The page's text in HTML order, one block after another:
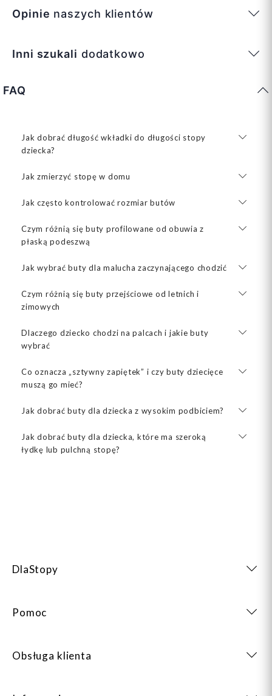
Opinie naszych klientów
Inni szukali dodatkowo
FAQ
Jak dobrać długość wkładki do długości stopy
dziecka?
Jak zmierzyć stopę w domu
Jak często kontrolować rozmiar butów
Czym różnią się buty profilowane od obuwia z
płaską podeszwą
Jak wybrać buty dla malucha zaczynającego chodzić
Czym różnią się buty przejściowe od letnich i
zimowych
Dlaczego dziecko chodzi na palcach i jakie buty
wybrać
Co oznacza „sztywny zapiętek” i czy buty dziecięce
muszą go mieć?
Jak dobrać buty dla dziecka z wysokim podbiciem?
Jak dobrać buty dla dziecka, które ma szeroką
łydkę lub pulchną stopę?
DlaStopy
Pomoc
Obsługa klienta